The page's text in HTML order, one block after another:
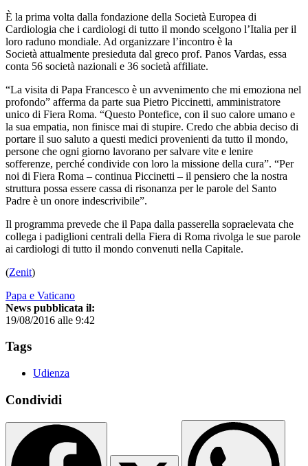
È la prima volta dalla fondazione della Società Europea di
Cardiologia che i cardiologi di tutto il mondo scelgono l’Italia per il
loro raduno mondiale. Ad organizzare l’incontro è la
Società attualmente presieduta dal greco prof. Panos Vardas, essa
conta 56 società nazionali e 36 società affiliate.
“La visita di Papa Francesco è un avvenimento che mi emoziona nel
profondo” afferma da parte sua Pietro Piccinetti, amministratore
unico di Fiera Roma. “Questo Pontefice, con il suo calore umano e
la sua empatia, non finisce mai di stupire. Credo che abbia deciso di
portare il suo saluto a questi medici provenienti da tutto il mondo,
persone che ogni giorno lavorano per salvare vite e lenire
sofferenze, perché condivide con loro la missione della cura”. “Per
noi di Fiera Roma – continua Piccinetti – il pensiero che la nostra
struttura possa essere cassa di risonanza per le parole del Santo
Padre è un onore indescrivibile”.
Il programma prevede che il Papa dalla passerella sopraelevata che
collega i padiglioni centrali della Fiera di Roma rivolga le sue parole
ai cardiologi di tutto il mondo convenuti nella Capitale.
(Zenit)
Papa e Vaticano
News pubblicata il:
19/08/2016 alle 9:42
Tags
Udienza
Condividi